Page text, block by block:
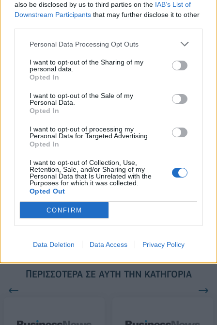
also be disclosed by us to third parties on the IAB’s List of
Downstream Participants that may further disclose it to other
Personal Data Processing Opt Outs
I want to opt-out of the Sharing of my
personal data.
Opted In
I want to opt-out of the Sale of my
Personal Data.
Opted In
I want to opt-out of processing my
Personal Data for Targeted Advertising.
Opted In
I want to opt-out of Collection, Use,
Retention, Sale, and/or Sharing of my
Personal Data that Is Unrelated with the
Purposes for which it was collected.
Opted Out
CONFIRM
Data Deletion Data Access Privacy Policy
Coca-Cola HBC: Άνοδος 11,4%
Cenergy Holdings: Άνοδος 45%
Η συμφωνία Arval-Athlon αναδιαμορφώνει την αγορά leasing
VW: Η δύσκολη εξίσωση της
άνοιξε τις πύλες του σε όλους
ESG Report 2025: Πώς η ΑΒ Βασιλόπουλος μετατρέπει τη
βιωσιμότητα σε καθημερινή πράξη
Stoiximan: «Πού ήσουν;» στις μεγάλες στιγμές του Ολυμπιακού
ΠΕΡΙΣΣΌΤΕΡΑ ΣΕ ΑΥΤΉ ΤΗΝ ΚΑΤΗΓΟΡΊΑ